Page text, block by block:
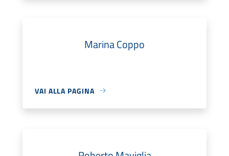
Marina Coppo
VAI ALLA PAGINA